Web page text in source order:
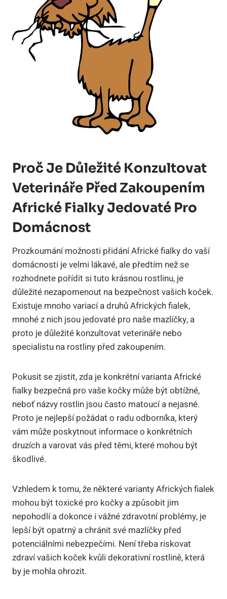
Proč Je Důležité Konzultovat
Veterináře Před Zakoupením
Africké Fialky Jedovaté Pro
Domácnost
Prozkoumání možnosti přidání Africké fialky do vaší
domácnosti je velmi lákavé, ale předtím než se
rozhodnete pořídit si tuto krásnou rostlinu, je
důležité nezapomenout na bezpečnost vašich koček.
Existuje mnoho variací a druhů Afrických fialek,
mnohé z nich jsou jedovaté pro naše mazlíčky, a
proto je důležité konzultovat veterináře nebo
specialistu na rostliny před zakoupením.
Pokusit se zjistit, zda je konkrétní varianta Africké
fialky bezpečná pro vaše kočky může být obtížné,
neboť názvy rostlin jsou často matoucí a nejasné.
Proto je nejlepší požádat o radu odborníka, který
vám může poskytnout informace o konkrétních
druzích a varovat vás před těmi, které mohou být
škodlivé.
Vzhledem k tomu, že některé varianty Afrických fialek
mohou být toxické pro kočky a způsobit jim
nepohodlí a dokonce i vážné zdravotní problémy, je
lepší být opatrný a chránit své mazlíčky před
potenciálními nebezpečími. Není třeba riskovat
zdraví vašich koček kvůli dekorativní rostlině, která
by je mohla ohrozit.